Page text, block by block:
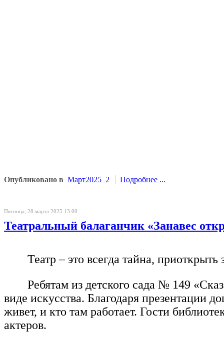
Опубликовано в Март2025_2 Подробнее ...
Пятница, 28 марта 2025 13:00
Театральный балаганчик «Занавес
Театр – это всегда тайна,
Ребятам из детского сада № 149
виде искусства. Благодаря презентации
живет, и кто там работает. Гости
актеров.